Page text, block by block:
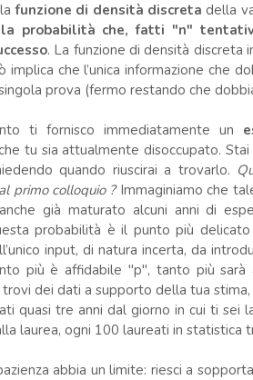
lafunzione di densità discreta della
probabilità che, fatti "n"
. La funzione di densità
che l’unica informazione che
prova (fermo restando che
ti fornisco immediatamente un
tu sia attualmente disoccupato.
quando riuscirai a trovarlo.
primo colloquio ?Immaginiamo che
già maturato alcuni anni di
probabilità è il punto più
input, di natura incerta, da
più è affidabile "p", tanto più
trovi dei dati a supporto della tua
quasi tre anni dal giorno in cui ti sei
laurea, ogni 100 laureati in statistica
abbia un limite: riesci a